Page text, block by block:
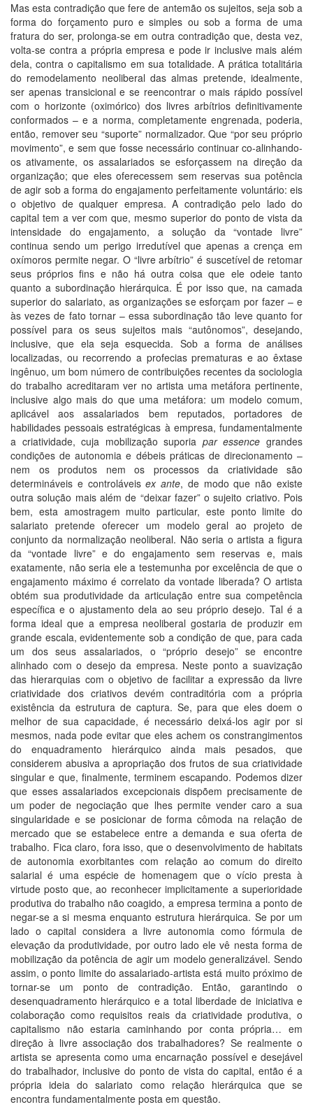
Mas esta contradição que fere de antemão os sujeitos, seja sob a
forma do forçamento puro e simples ou sob a forma de uma
fratura do ser, prolonga-se em outra contradição que, desta vez,
volta-se contra a própria empresa e pode ir inclusive mais além
dela, contra o capitalismo em sua totalidade. A prática totalitária
do remodelamento neoliberal das almas pretende, idealmente,
ser apenas transicional e se reencontrar o mais rápido possível
com o horizonte (oximórico) dos livres arbítrios definitivamente
conformados – e a norma, completamente engrenada, poderia,
então, remover seu “suporte” normalizador. Que “por seu próprio
movimento”, e sem que fosse necessário continuar co-alinhando-
os ativamente, os assalariados se esforçassem na direção da
organização; que eles oferecessem sem reservas sua potência
de agir sob a forma do engajamento perfeitamente voluntário: eis
o objetivo de qualquer empresa. A contradição pelo lado do
capital tem a ver com que, mesmo superior do ponto de vista da
intensidade do engajamento, a solução da “vontade livre”
continua sendo um perigo irredutível que apenas a crença em
oxímoros permite negar. O “livre arbítrio” é suscetível de retomar
seus próprios fins e não há outra coisa que ele odeie tanto
quanto a subordinação hierárquica. É por isso que, na camada
superior do salariato, as organizações se esforçam por fazer – e
às vezes de fato tornar – essa subordinação tão leve quanto for
possível para os seus sujeitos mais “autônomos”, desejando,
inclusive, que ela seja esquecida. Sob a forma de análises
localizadas, ou recorrendo a profecias prematuras e ao êxtase
ingênuo, um bom número de contribuições recentes da sociologia
do trabalho acreditaram ver no artista uma metáfora pertinente,
inclusive algo mais do que uma metáfora: um modelo comum,
aplicável aos assalariados bem reputados, portadores de
habilidades pessoais estratégicas à empresa, fundamentalmente
a criatividade, cuja mobilização suporia par essence grandes
condições de autonomia e débeis práticas de direcionamento –
nem os produtos nem os processos da criatividade são
determináveis e controláveisex ante, de modo que não existe
outra solução mais além de “deixar fazer” o sujeito criativo. Pois
bem, esta amostragem muito particular, este ponto limite do
salariato pretende oferecer um modelo geral ao projeto de
conjunto da normalização neoliberal. Não seria o artista a figura
da “vontade livre” e do engajamento sem reservas e, mais
exatamente, não seria ele a testemunha por excelência de que o
engajamento máximo é correlato da vontade liberada? O artista
obtém sua produtividade da articulação entre sua competência
específica e o ajustamento dela ao seu próprio desejo. Tal é a
forma ideal que a empresa neoliberal gostaria de produzir em
grande escala, evidentemente sob a condição de que, para cada
um dos seus assalariados, o “próprio desejo” se encontre
alinhado com o desejo da empresa. Neste ponto a suavização
das hierarquias com o objetivo de facilitar a expressão da livre
criatividade dos criativos devém contraditória com a própria
existência da estrutura de captura. Se, para que eles doem o
melhor de sua capacidade, é necessário deixá-los agir por si
mesmos, nada pode evitar que eles achem os constrangimentos
do enquadramento hierárquico ainda mais pesados, que
considerem abusiva a apropriação dos frutos de sua criatividade
singular e que, finalmente, terminem escapando. Podemos dizer
que esses assalariados excepcionais dispõem precisamente de
um poder de negociação que lhes permite vender caro a sua
singularidade e se posicionar de forma cômoda na relação de
mercado que se estabelece entre a demanda e sua oferta de
trabalho. Fica claro, fora isso, que o desenvolvimento de habitats
de autonomia exorbitantes com relação ao comum do direito
salarial é uma espécie de homenagem que o vício presta à
virtude posto que, ao reconhecer implicitamente a superioridade
produtiva do trabalho não coagido, a empresa termina a ponto de
negar-se a si mesma enquanto estrutura hierárquica. Se por um
lado o capital considera a livre autonomia como fórmula de
elevação da produtividade, por outro lado ele vê nesta forma de
mobilização da potência de agir um modelo generalizável. Sendo
assim, o ponto limite do assalariado-artista está muito próximo de
tornar-se um ponto de contradição. Então, garantindo o
desenquadramento hierárquico e a total liberdade de iniciativa e
colaboração como requisitos reais da criatividade produtiva, o
capitalismo não estaria caminhando por conta própria… em
direção à livre associação dos trabalhadores? Se realmente o
artista se apresenta como uma encarnação possível e desejável
do trabalhador, inclusive do ponto de vista do capital, então é a
própria ideia do salariato como relação hierárquica que se
encontra fundamentalmente posta em questão.